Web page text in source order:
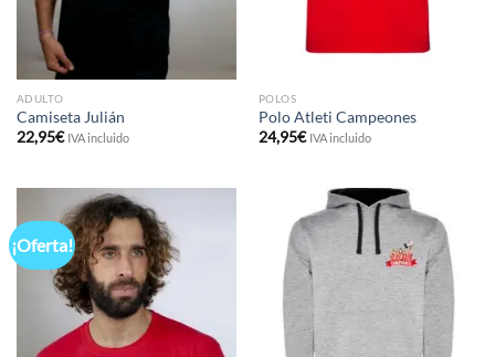
ADULTO
Camiseta Julián
22,95€ IVA incluido
POLOS
Polo Atleti Campeones
24,95€ IVA incluido
¡Oferta!